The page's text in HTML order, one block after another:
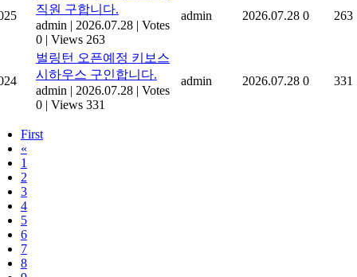
직원 구합니다.
admin | 2026.07.28 | Votes
0 | Views 263
admin 2026.07.28 0 263
벌링턴 오픈예정 키보스
시하우스 구인합니다.
admin | 2026.07.28 | Votes
0 | Views 331
admin 2026.07.28 0 331
First
«
1
2
3
4
5
6
7
8